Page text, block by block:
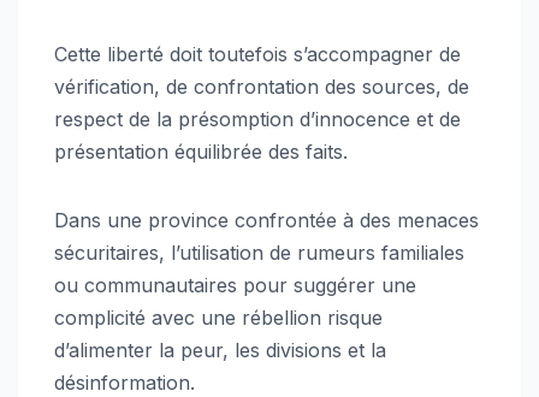
Cette liberté doit toutefois s’accompagner de
vérification, de confrontation des sources, de
respect de la présomption d’innocence et de
présentation équilibrée des faits.
Dans une province confrontée à des menaces
sécuritaires, l’utilisation de rumeurs familiales
ou communautaires pour suggérer une
complicité avec une rébellion risque
d’alimenter la peur, les divisions et la
désinformation.